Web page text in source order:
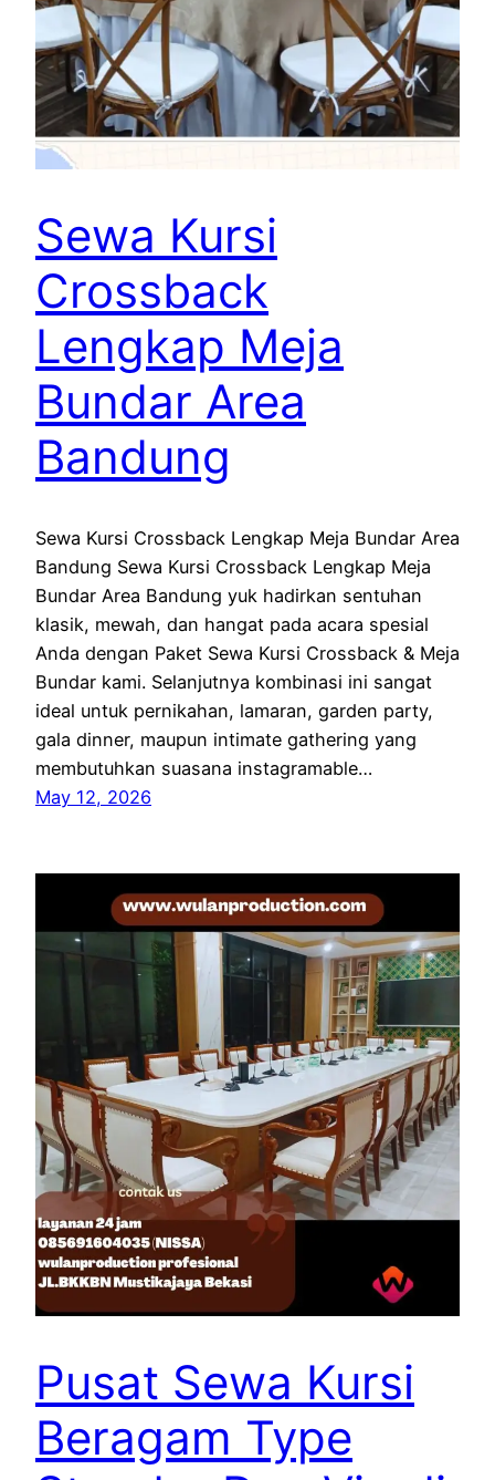
Sewa Kursi
Crossback
Lengkap Meja
Bundar Area
Bandung
Sewa Kursi Crossback Lengkap Meja Bundar Area
Bandung Sewa Kursi Crossback Lengkap Meja
Bundar Area Bandung yuk hadirkan sentuhan
klasik, mewah, dan hangat pada acara spesial
Anda dengan Paket Sewa Kursi Crossback & Meja
Bundar kami. Selanjutnya kombinasi ini sangat
ideal untuk pernikahan, lamaran, garden party,
gala dinner, maupun intimate gathering yang
membutuhkan suasana instagramable…
May 12, 2026
Pusat Sewa Kursi
Beragam Type